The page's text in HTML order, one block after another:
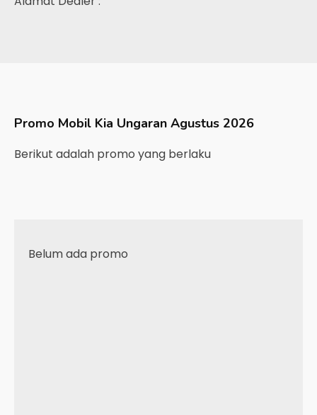
Promo Mobil Kia Ungaran Agustus 2026
Berikut adalah promo yang berlaku
Belum ada promo